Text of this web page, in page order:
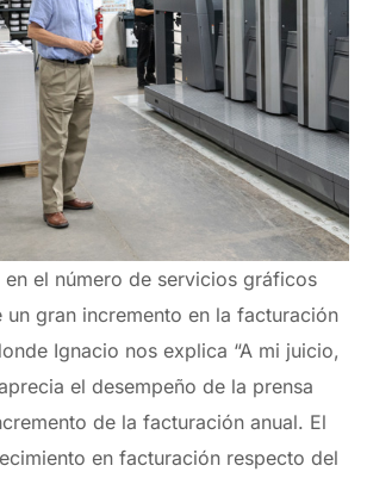
en el número de servicios gráficos
un gran incremento en la facturación
Ignacio nos explica “A mi juicio,
el desempeño de la prensa
de la facturación anual. El
en facturación respecto del